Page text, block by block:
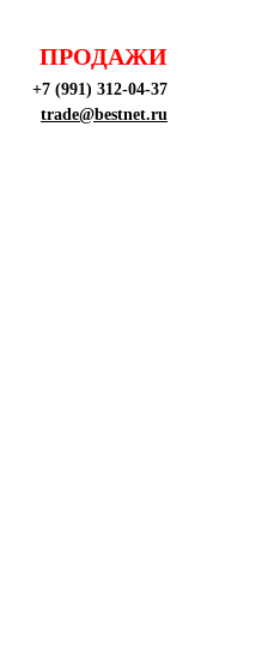
ПРОДАЖИ
+7 (991) 312-04-37
trade@bestnet.ru